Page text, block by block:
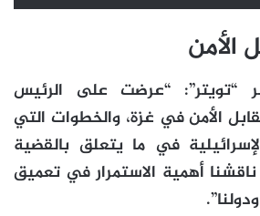
الأمن
“تويتر”: “عرضت على الرئيس
الأمن في غزة، والخطوات التي
في ما يتعلق بالقضية
أهمية الاستمرار في تعميق